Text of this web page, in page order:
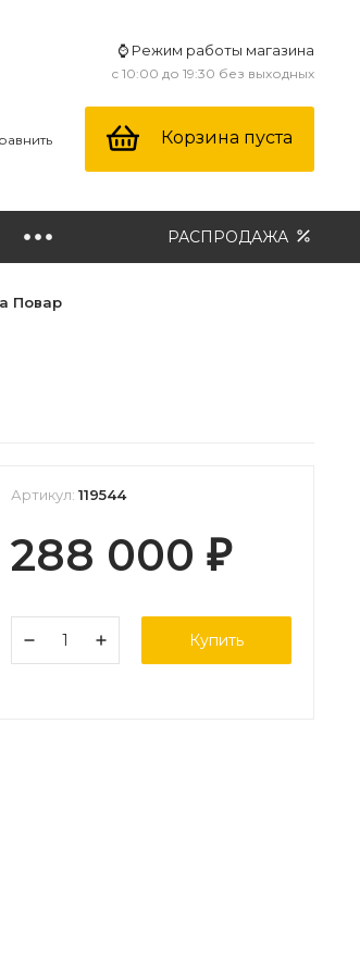
⌚ Режим работы магазина
с 10:00 до 19:30 без выходных
Корзина пуста
РАСПРОДАЖА
Повар
Артикул: 119544
288 000 ₽
Купить